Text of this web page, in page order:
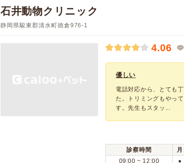
石井動物クリニック
静岡県駿東郡清水町徳倉976-1
4.06
優しい
電話対応から、とても
た。トリミングもやっ
す。先生もスタッ...
診察時間 月
09:00 ~ 12:00
●